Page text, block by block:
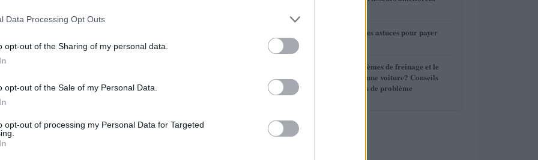
Data Processing Opt Outs
opt-out of the Sharing of my personal data.
opt-out of the Sale of my Personal Data.
opt-out of processing my Personal Data for Targeted
à la suite.
4
Assurance auto : les astuces pour payer
Quels sont les systèmes de freinage et le
liquide de frein d’une voiture? Conseils
d’entretien, Signes de problème